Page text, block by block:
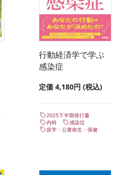
行動経済学で学ぶ
感染症
定価 4,180円 (税込)
2025下半期発行書
内科
感染症
疫学・公衆衛生・保健